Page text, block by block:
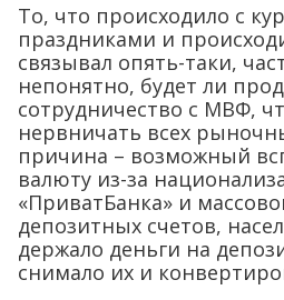
То, что происходило с
праздниками и
связывал опять-таки,
непонятно, будет ли
сотрудничество с МВФ,
нервничать всех
причина – возможный
валюту из-за
«ПриватБанка» и
депозитных счетов,
держало деньги на
снимало их и